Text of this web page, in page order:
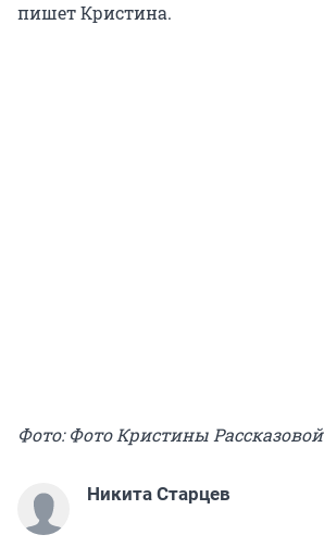
пишет Кристина.
Фото: Фото Кристины Рассказовой
Никита Старцев